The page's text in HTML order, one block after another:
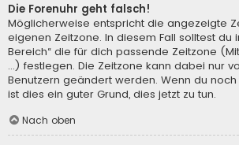
Die Forenuhr geht falsch!
Möglicherweise entspricht die angezeigte
eigenen Zeitzone. In diesem Fall solltest du
Bereich“ die für dich passende Zeitzone
...) festlegen. Die Zeitzone kann dabei nur
Benutzern geändert werden. Wenn du
ist dies ein guter Grund, dies jetzt zu tun.
Nach oben